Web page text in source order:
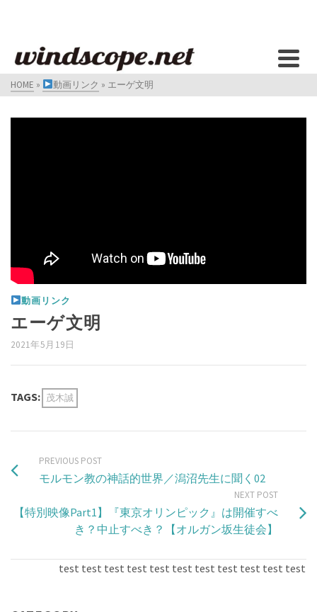
HOME » 動画リンク » エーゲ文明
動画リンク
エーゲ文明
2021年5月19日
TAGS: 茂木誠
PREVIOUS POST
モルモン教の神話的世界／潟沼先生に聞く02
NEXT POST
【特別映像Part1】『東京オリンピック』は開催すべ
き？中止すべき？【オルガン坂生徒会】
test test test test test test test test test test test